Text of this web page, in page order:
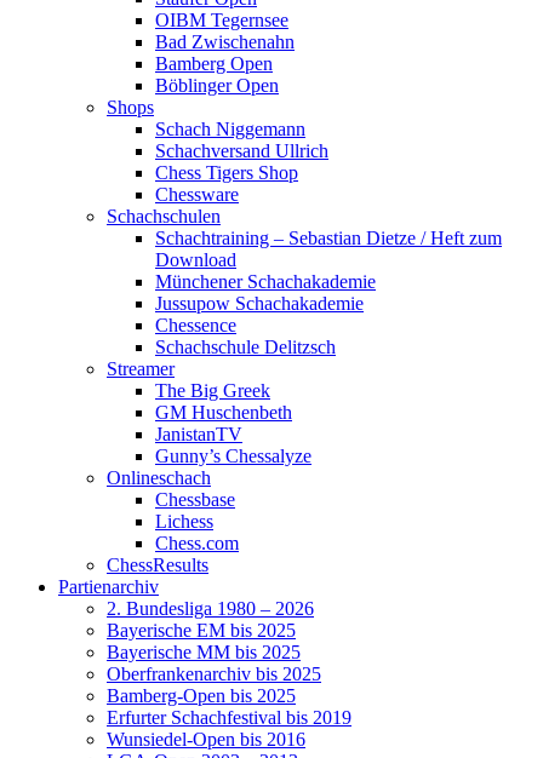
OIBM Tegernsee
Bad Zwischenahn
Bamberg Open
Böblinger Open
Shops
Schach Niggemann
Schachversand Ullrich
Chess Tigers Shop
Chessware
Schachschulen
Schachtraining – Sebastian Dietze / Heft zum
Download
Münchener Schachakademie
Jussupow Schachakademie
Chessence
Schachschule Delitzsch
Streamer
The Big Greek
GM Huschenbeth
JanistanTV
Gunny’s Chessalyze
Onlineschach
Chessbase
Lichess
Chess.com
ChessResults
Partienarchiv
2. Bundesliga 1980 – 2026
Bayerische EM bis 2025
Bayerische MM bis 2025
Oberfrankenarchiv bis 2025
Bamberg-Open bis 2025
Erfurter Schachfestival bis 2019
Wunsiedel-Open bis 2016